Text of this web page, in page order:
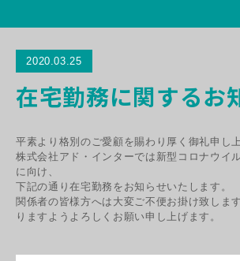
2020.03.25
在宅勤務に関するお
平素より格別のご愛顧を賜わり厚く御礼申し上
株式会社アド・インターでは新型コロナウイ
に向け、
下記の通り在宅勤務をお知らせいたします。
関係者の皆様方へは大変ご不便お掛け致しま
りますようよろしくお願い申し上げます。